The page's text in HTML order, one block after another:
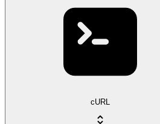
cURL